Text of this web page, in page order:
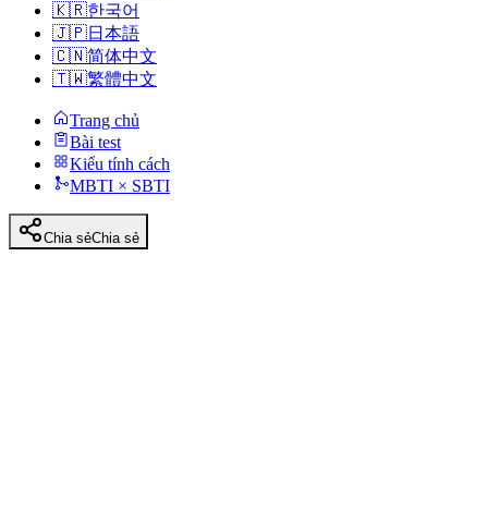
🇰🇷한국어
🇯🇵日本語
🇨🇳简体中文
🇹🇼繁體中文
Trang chủ
Bài test
Kiểu tính cách
MBTI × SBTI
Chia sẻChia sẻ